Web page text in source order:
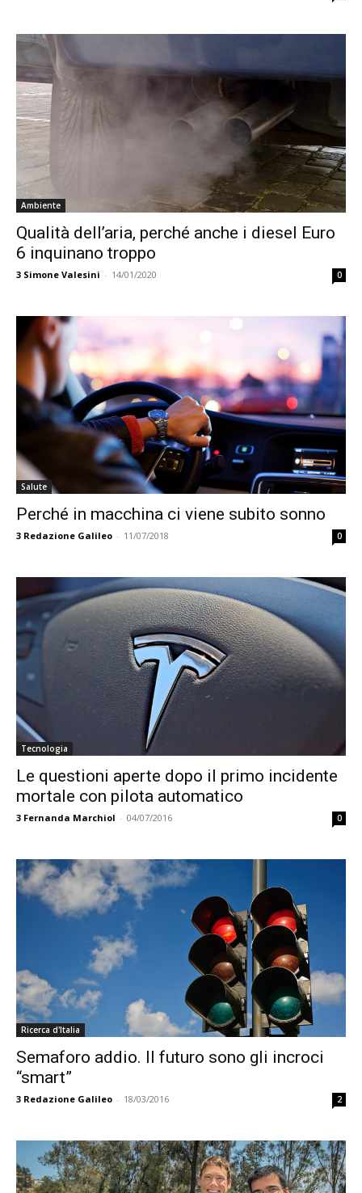
Ambiente
Qualità dell’aria, perché anche i diesel Euro
6 inquinano troppo
3 Simone Valesini - 14/01/2020 0
Salute
Perché in macchina ci viene subito sonno
3 Redazione Galileo - 11/07/2018 0
Tecnologia
Le questioni aperte dopo il primo incidente
mortale con pilota automatico
3 Fernanda Marchiol - 04/07/2016 0
Ricerca d'Italia
Semaforo addio. Il futuro sono gli incroci
“smart”
3 Redazione Galileo - 18/03/2016 2